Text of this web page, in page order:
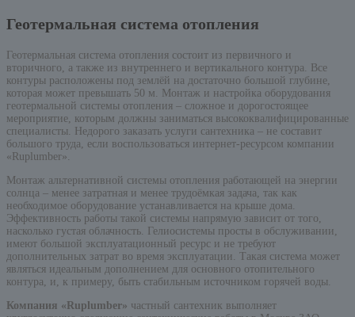
Геотермальная система отопления
Геотермальная система отопления состоит из первичного и
вторичного, а также из внутреннего и вертикального контура. Все
контуры расположены под землёй на достаточно большой глубине,
которая может превышать 50 м. Монтаж и настройка оборудования
геотермальной системы отопления – сложное и дорогостоящее
мероприятие, которым должны заниматься высококвалифицированные
специалисты. Недорого заказать услуги сантехника – не составит
большого труда, если воспользоваться интернет-ресурсом компании
«Ruplumber».
Монтаж альтернативной системы отопления работающей на энергии
солнца – менее затратная и менее трудоёмкая задача, так как
необходимое оборудование устанавливается на крыше дома.
Эффективность работы такой системы напрямую зависит от того,
насколько густая облачность. Гелиосистемы просты в обслуживании,
имеют большой эксплуатационный ресурс и не требуют
дополнительных затрат во время эксплуатации. Такая система может
являться идеальным дополнением для основного отопительного
контура, и, к примеру, быть стабильным источником горячей воды.
Компания «Ruplumber» частный сантехник выполняет